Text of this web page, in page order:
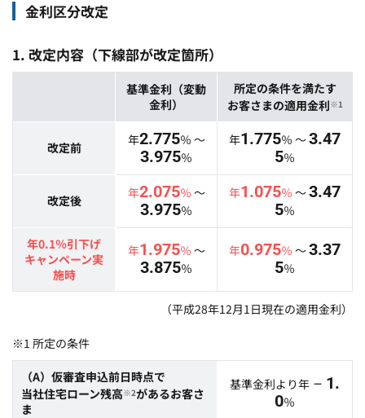
金利区分改定
1. 改定内容（下線部が改定箇所）
基準金利（変動
金利）
所定の条件を満たす
お客さまの適用金利※1
改定前 年2.775％ ～
3.975％
年1.775％ ～3.47
5％
改定後 年2.075％ ～
3.975％
年1.075％ ～3.47
5％
年0.1％引下げ
キャンペーン実
施時
年1.975％ ～
3.875％
年0.975％ ～3.37
5％
（平成28年12月1日現在の適用金利）
※1 所定の条件
（A）仮審査申込前日時点で
当社住宅ローン残高※2があるお客さ
ま
基準金利より年 －1.
0％